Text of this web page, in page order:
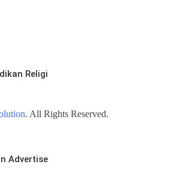
Religi
. All Rights Reserved.
Advertise